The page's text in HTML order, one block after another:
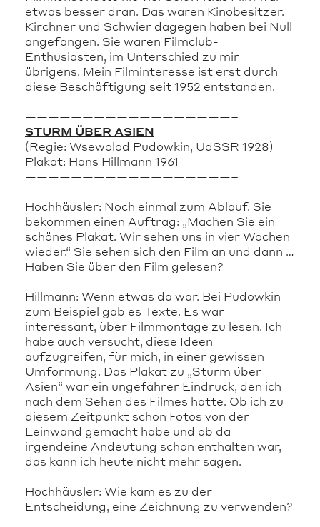
etwas besser dran. Das waren Kinobesitzer.
Kirchner und Schwier dagegen haben bei Null
angefangen. Sie waren Filmclub-
Enthusiasten, im Unterschied zu mir
übrigens. Mein Filminteresse ist erst durch
diese Beschäftigung seit 1952 entstanden.
——————————————————–
STURM ÜBER ASIEN
(Regie: Wsewolod Pudowkin, UdSSR 1928)
Plakat: Hans Hillmann 1961
——————————————————–
Hochhäusler: Noch einmal zum Ablauf. Sie
bekommen einen Auftrag: „Machen Sie ein
schönes Plakat. Wir sehen uns in vier Wochen
wieder.“ Sie sehen sich den Film an und dann …
Haben Sie über den Film gelesen?
Hillmann: Wenn etwas da war. Bei Pudowkin
zum Beispiel gab es Texte. Es war
interessant, über Filmmontage zu lesen. Ich
habe auch versucht, diese Ideen
aufzugreifen, für mich, in einer gewissen
Umformung. Das Plakat zu „Sturm über
Asien“ war ein ungefährer Eindruck, den ich
nach dem Sehen des Filmes hatte. Ob ich zu
diesem Zeitpunkt schon Fotos von der
Leinwand gemacht habe und ob da
irgendeine Andeutung schon enthalten war,
das kann ich heute nicht mehr sagen.
Hochhäusler: Wie kam es zu der
Entscheidung, eine Zeichnung zu verwenden?